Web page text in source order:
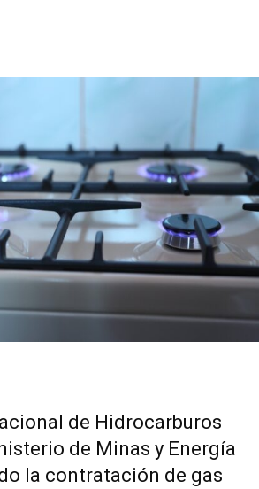
de Hidrocarburos
de Minas y Energía
la contratación de gas